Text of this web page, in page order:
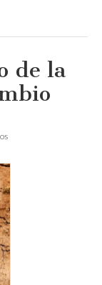
de la
en
macro
de
la
política
contra
el
cambio
climático
(II)